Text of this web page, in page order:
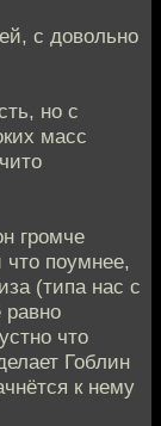
с довольно
но с
масс
громче
что поумнее,
(типа нас с
равно
что
Гоблин
к нему